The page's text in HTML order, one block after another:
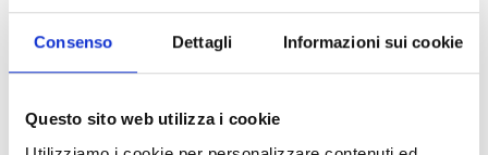
Consenso Dettagli Informazioni sui cookie
Questo sito web utilizza i cookie
Home/Servizi/Servizi e Documentazione/Procurement/
Convenzioni CONSIP
Convenzioni CONSIP